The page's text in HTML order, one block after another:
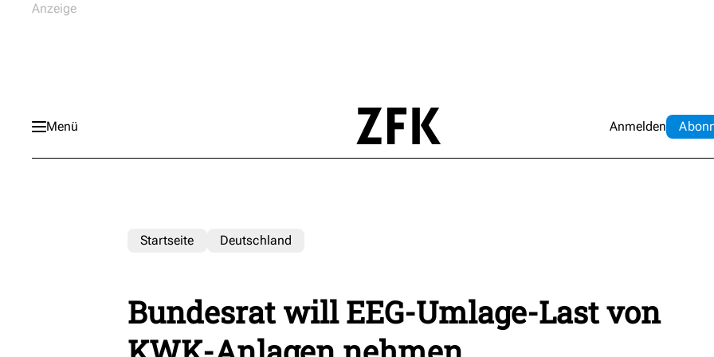
Menü Anmelden Abo
Startseite Deutschland
Bundesrat will EEG-Umlage-Last von